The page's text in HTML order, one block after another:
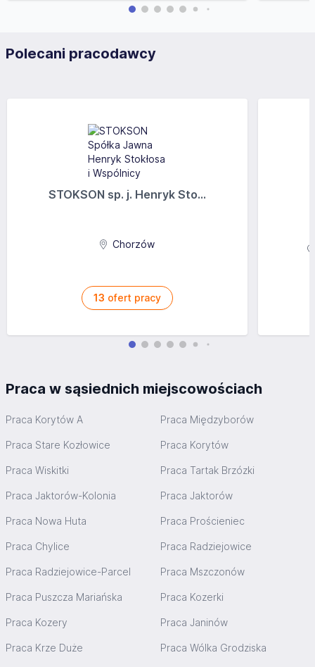
Polecani pracodawcy
STOKSON sp. j. Henryk Sto...
Chorzów
13 ofert pracy
Praca w sąsiednich miejscowościach
Praca Korytów A Praca Międzyborów
Praca Stare Kozłowice Praca Korytów
Praca Wiskitki Praca Tartak Brzózki
Praca Jaktorów-Kolonia Praca Jaktorów
Praca Nowa Huta Praca Prościeniec
Praca Chylice Praca Radziejowice
Praca Radziejowice-Parcel Praca Mszczonów
Praca Puszcza Mariańska Praca Kozerki
Praca Kozery Praca Janinów
Praca Krze Duże Praca Wólka Grodziska